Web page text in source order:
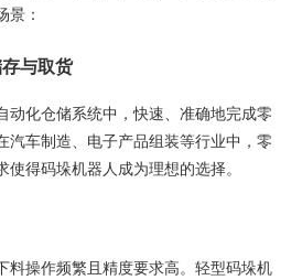
景：
与取货
动化仓储系统中，快速、准确地完成零
汽车制造、电子产品组装等行业中，零
得码垛机器人成为理想的选择。
料操作频繁且精度要求高。轻型码垛机